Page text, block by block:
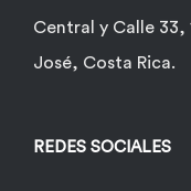
Central y Calle 33,
José, Costa Rica.
REDES SOCIALES